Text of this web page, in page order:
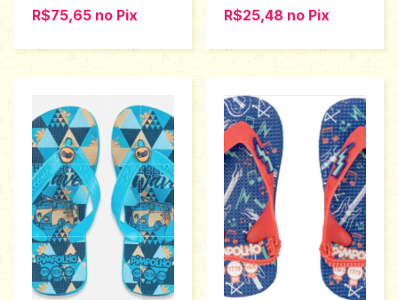
R$75,65 no Pix R$25,48 no Pix